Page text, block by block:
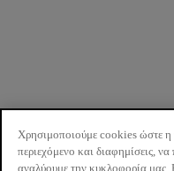
Χρησιμοποιούμε cookies ώστε η
περιεχόμενο και διαφημίσεις,
αναλύουμε την κυκλοφορία μας.